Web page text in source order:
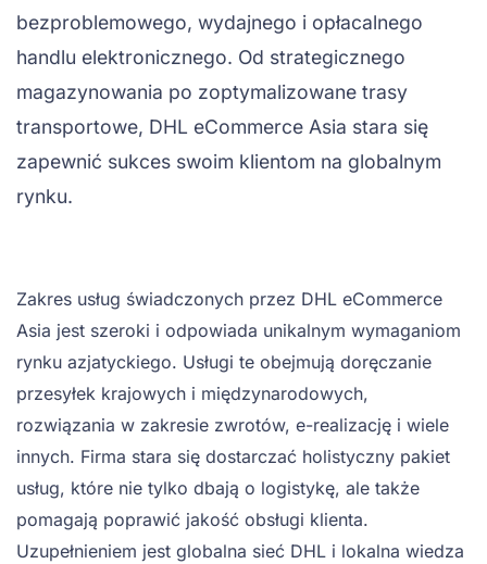
bezproblemowego, wydajnego i opłacalnego
handlu elektronicznego. Od strategicznego
magazynowania po zoptymalizowane trasy
transportowe, DHL eCommerce Asia stara się
zapewnić sukces swoim klientom na globalnym
rynku.
Zakres usług świadczonych przez DHL eCommerce
Asia jest szeroki i odpowiada unikalnym wymaganiom
rynku azjatyckiego. Usługi te obejmują doręczanie
przesyłek krajowych i międzynarodowych,
rozwiązania w zakresie zwrotów, e-realizację i wiele
innych. Firma stara się dostarczać holistyczny pakiet
usług, które nie tylko dbają o logistykę, ale także
pomagają poprawić jakość obsługi klienta.
Uzupełnieniem jest globalna sieć DHL i lokalna wiedza